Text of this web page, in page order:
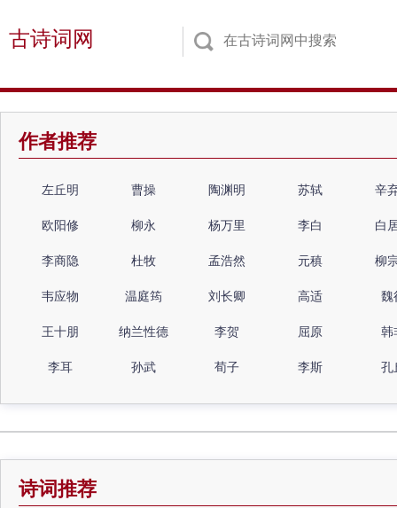
古诗词网
作者推荐
左丘明 曹操 陶渊明 苏轼 辛
欧阳修 柳永 杨万里 李白 白
李商隐 杜牧 孟浩然 元稹 柳
韦应物 温庭筠 刘长卿 高适 魏
王十朋 纳兰性德 李贺 屈原 韩
李耳 孙武 荀子 李斯 孔
诗词推荐